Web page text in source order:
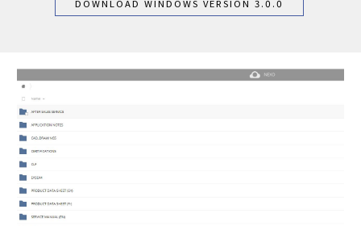
DOWNLOAD WINDOWS VERSION 3.0.0